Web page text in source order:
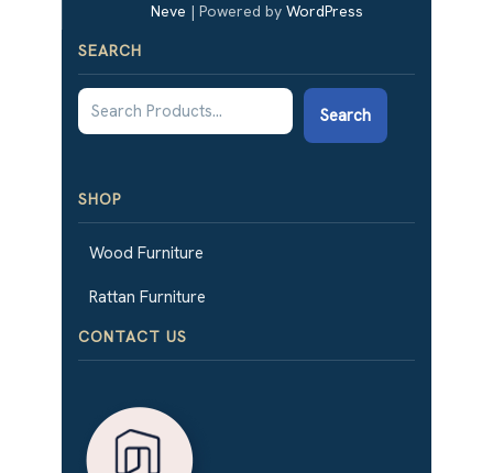
Neve | Powered by WordPress
SEARCH
Search
SHOP
Wood Furniture
Rattan Furniture
CONTACT US